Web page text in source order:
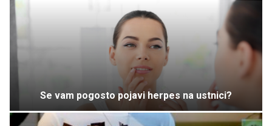
Se vam pogosto pojavi herpes na ustnici?